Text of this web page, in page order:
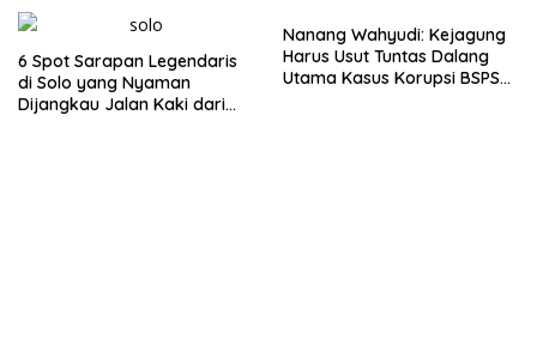
6 Spot Sarapan Legendaris
di Solo yang Nyaman
Dijangkau Jalan Kaki dari
Nanang Wahyudi: Kejagung
Harus Usut Tuntas Dalang
Utama Kasus Korupsi BSPS